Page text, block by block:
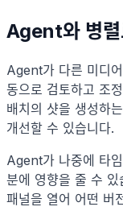
Agent와 병렬
Agent가 다른 미디
동으로 검토하고 조
배치의 샷을 생성하
개선할 수 있습니다.
Agent가 나중에 타
분에 영향을 줄 수
패널을 열어 어떤 버